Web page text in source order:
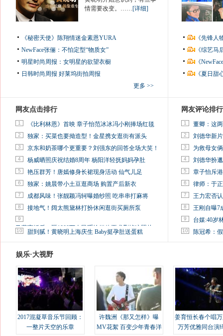
情需要改变。……[详细]
《秘密天使》陈翔情迷金素恩YURA
NewFace张俪：不怕定型“物质女”
明星时尚周报：女明星的欲望衣橱
日韩时尚周报 好莱坞街拍周报
更多 >>
《先锋
《综艺
《
《夏日
网友点击排行
1 《比利林恩》首映 章子怡范冰冰冯小刚捧场红毯
2 独家：买菜也要拗造型！金星携女逛街有派头
3 京东和奶茶哪个更重要？刘强东的回答全场大笑！
4 杨威晒照庆祝结婚8周年 杨阳洋轻抚妈妈孕肚
5 艳压群芳！唐嫣修身长裙现身活动 仙气儿足
6 独家：姚晨带小土豆逛商场 购置产后新衣
7 成都风味！张靓颖冯轲曝婚纱照 吃串串打麻将
8 接地气！阔太熊黛林打扮休闲逛街买厕所泵
9
马蓉离婚后，砸1000万人民币给媒体要求删掉这照片
10 甜到腻！黄晓明上海庆生 Baby挺孕肚送蛋糕
网友评论排行
1 董卿：这
2 刘德华新
3 为救母女
4 刘德华扮
5 章子怡斥
6 律师：于
7 王力宏否
8 王刚自曝7
9 台媒:40岁
10 陈冠希：
娱乐·大视野
2017混凝草音乐节回顾：
一整片天空的乐章
许魏洲《那又怎样》曝
MV花絮 百变少年青春洋
姜育恒长春个唱
万芳优雅同台演